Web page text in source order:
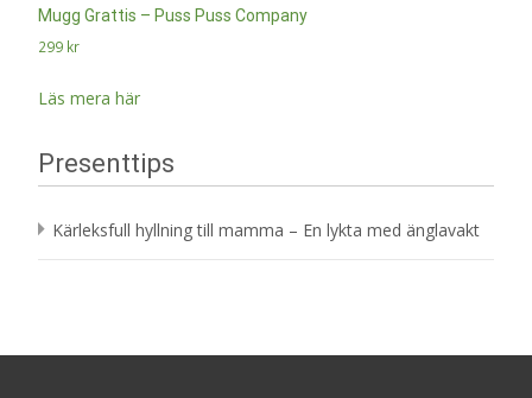
Mugg Grattis – Puss Puss Company
299 kr
Läs mera här
Presenttips
Kärleksfull hyllning till mamma – En lykta med änglavakt